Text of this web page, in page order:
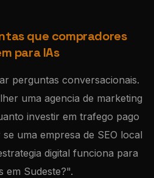
que compradores
para IAs
perguntas conversacionais.
uma agencia de marketing
investir em trafego pago
uma empresa de SEO local
digital funciona para
em Sudeste?".